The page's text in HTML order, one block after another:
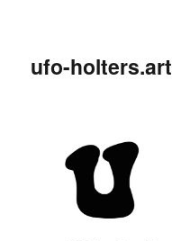
ufo-holters.art